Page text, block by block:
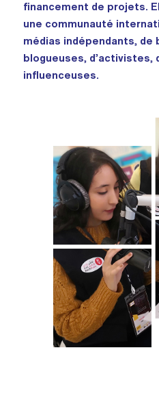
financement de projets.
une communauté
médias indépendants, de
blogueuses, d’activistes,
influenceuses.